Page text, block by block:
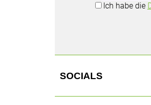
Ich habe die
SOCIALS